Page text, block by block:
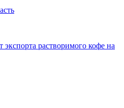
экспорта растворимого кофе на